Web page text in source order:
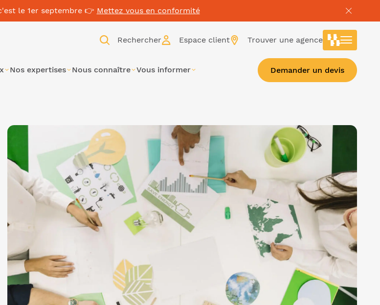
le 1er septembre 👉 Mettez vous en conformité
Rechercher Espace client Trouver une agence
Nos expertises Nous connaître Vous informer Demander un devis